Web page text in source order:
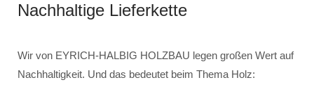
Nachhaltige Lieferkette
Wir von EYRICH-HALBIG HOLZBAU legen großen Wert auf
Nachhaltigkeit. Und das bedeutet beim Thema Holz: